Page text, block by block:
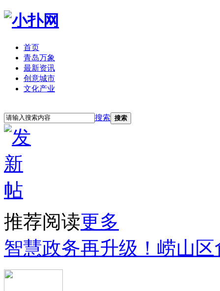
首页
青岛万象
最新资讯
创意城市
文化产业
搜索 搜索
推荐阅读更多
智慧政务再升级！崂山